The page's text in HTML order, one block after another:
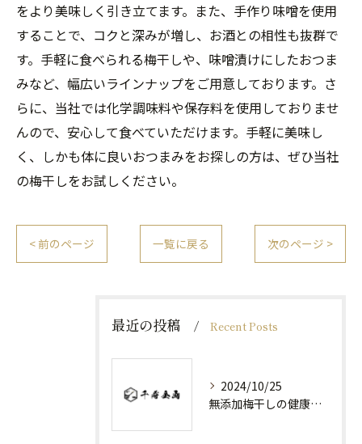
をより美味しく引き立てます。また、手作り味噌を使用
することで、コクと深みが増し、お酒との相性も抜群で
す。手軽に食べられる梅干しや、味噌漬けにしたおつま
みなど、幅広いラインナップをご用意しております。さ
らに、当社では化学調味料や保存料を使用しておりませ
んので、安心して食べていただけます。手軽に美味し
く、しかも体に良いおつまみをお探しの方は、ぜひ当社
の梅干しをお試しください。
< 前のページ 一覧に戻る 次のページ >
最近の投稿 Recent Posts
2024/10/25
無添加梅干しの健康効果と日常の取り入れ方